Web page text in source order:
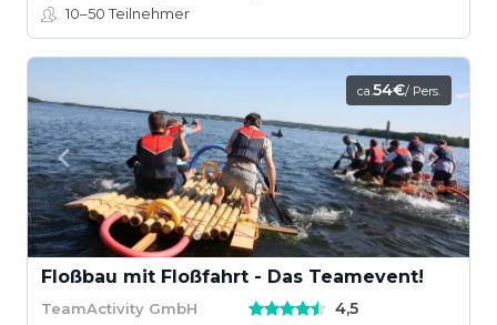
10–50Teilnehmer
ca.54€/ Pers.
Floßbau mit Floßfahrt - Das Teamevent!
TeamActivity GmbH 4,5